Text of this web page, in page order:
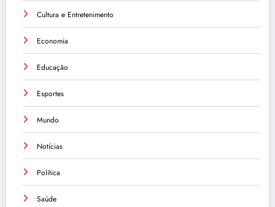
Cultura e Entretenimento
Economia
Educação
Esportes
Mundo
Notícias
Política
Saúde